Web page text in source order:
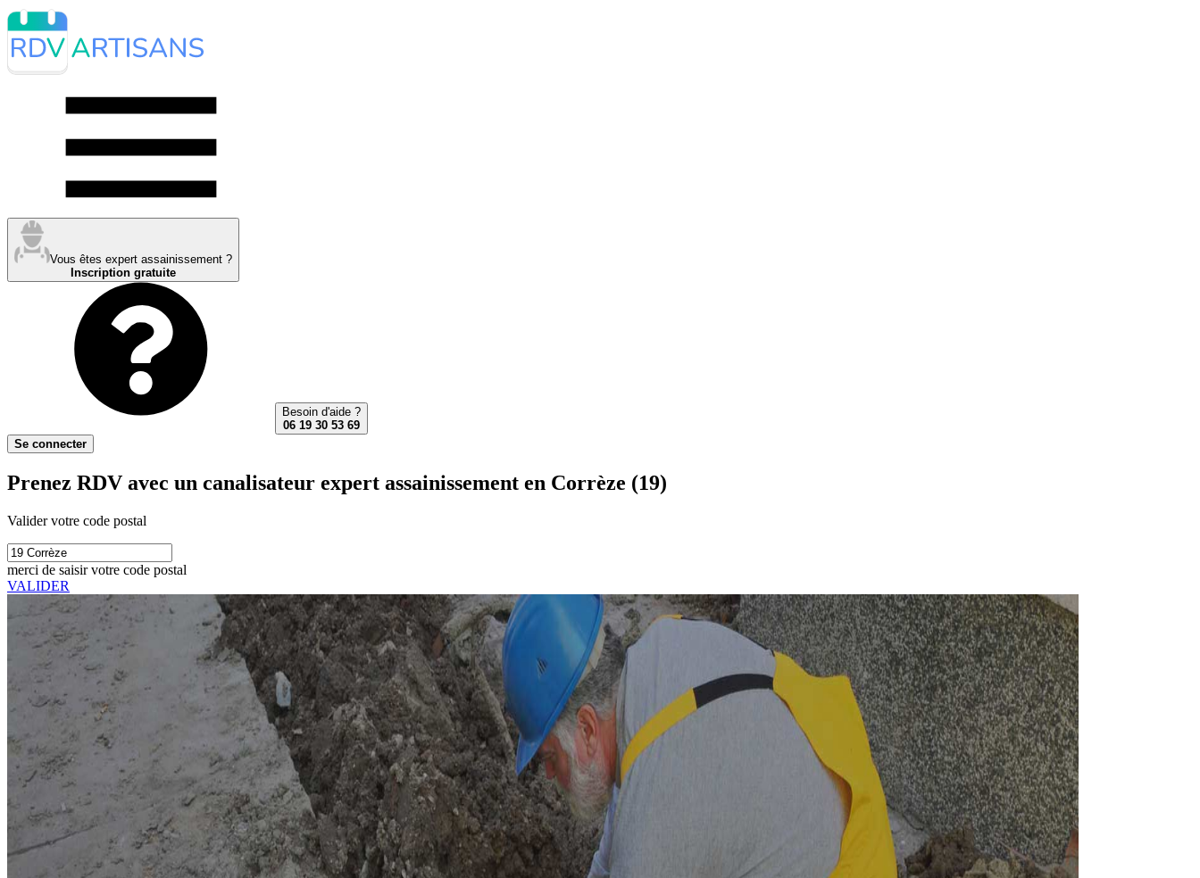
Vous êtes expert assainissement ?
Inscription gratuite
Besoin d'aide ?
06 19 30 53 69
Se connecter
Prenez RDV avec un canalisateur expert assainissement en Corrèze (19)
Valider votre code postal
merci de saisir votre code postal
VALIDER